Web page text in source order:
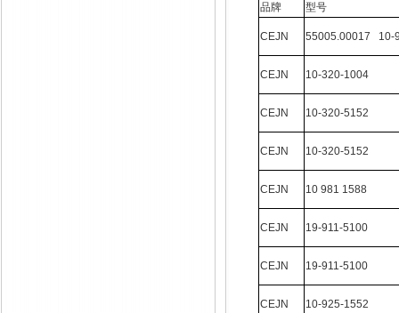
品牌 型号
CEJN 55005.00017 10-
CEJN 10-320-1004
CEJN 10-320-5152
CEJN 10-320-5152
CEJN 10 981 1588
CEJN 19-911-5100
CEJN 19-911-5100
CEJN 10-925-1552